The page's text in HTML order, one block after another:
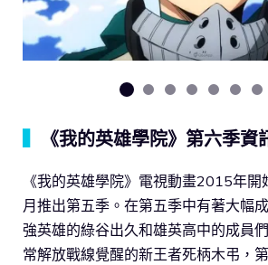
《我的英雄學院》第六季資
《我的英雄學院》電視動畫2015年
月推出第五季。在第五季中有著大幅
強英雄的綠谷出久和雄英高中的成員
常解放戰線覺醒的新王者死柄木弔，